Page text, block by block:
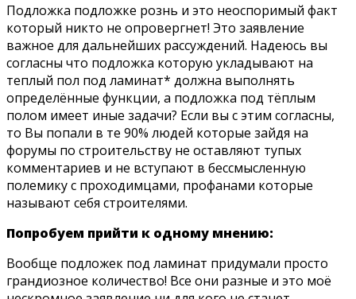
Подложка подложке рознь и это неоспоримый факт
который никто не опровергнет! Это заявление
важное для дальнейших рассуждений. Надеюсь вы
согласны что подложка которую укладывают на
теплый пол под ламинат* должна выполнять
определённые функции, а подложка под тёплым
полом имеет иные задачи? Если вы с этим согласны,
то Вы попали в те 90% людей которые зайдя на
форумы по строительству не оставляют тупых
комментариев и не вступают в бессмысленную
полемику с проходимцами, профанами которые
называют себя строителями.
Попробуем прийти к одному мнению:
Вообще подложек под ламинат придумали просто
грандиозное количество! Все они разные и это моё